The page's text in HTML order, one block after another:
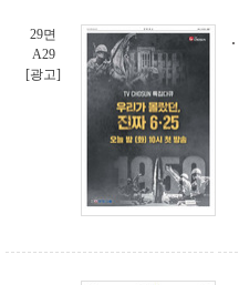
29면
A29
[광고]